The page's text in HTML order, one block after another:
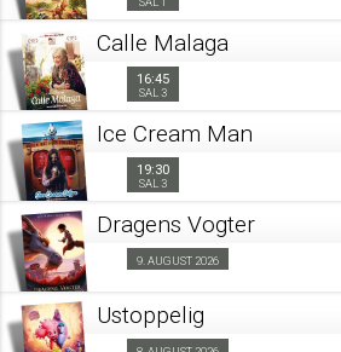
LÆS MERE
LÆS MERE
Calle Malaga
16:45
SAL 3
Sal 3
LÆS MERE
Ice Cream Man
19:30
SAL 3
Sal 3
SE ALLE DAGE
Dragens Vogter
9. AUGUST 2026
SE ALLE DAGE
Ustoppelig